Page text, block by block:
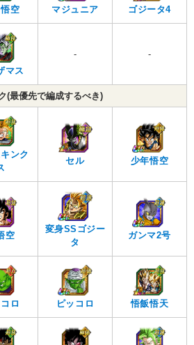
空 マジュニア ゴジータ4
マス
- -
(最優先で編成するべき)
ンク
セル 少年悟空
空
変身SSゴジー
タ
ガンマ2号
ロ ピッコロ 悟飯悟天